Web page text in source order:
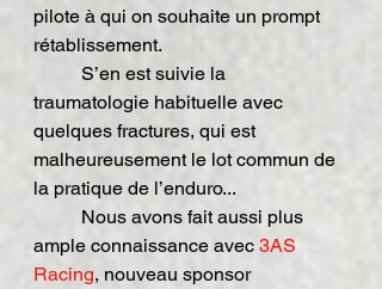
pilote à qui on souhaite un prompt
rétablissement.
traumatologie habituelle avec
quelques fractures, qui est
malheureusement le lot commun de
la pratique de l’enduro...
ample connaissance avec 3AS
Racing, nouveau sponsor